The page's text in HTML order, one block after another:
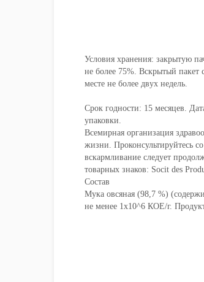
Условия хранения: закрытую
не более 75%. Вскрытый пакет
месте не более двух недель.
Срок годности: 15 месяцев.
упаковки.
Всемирная организация
жизни. Проконсультируйтесь
вскармливание следует
товарных знаков: Socit des
Состав
Мука овсяная (98,7 %)
не менее 1х10^6 КОЕ/г.